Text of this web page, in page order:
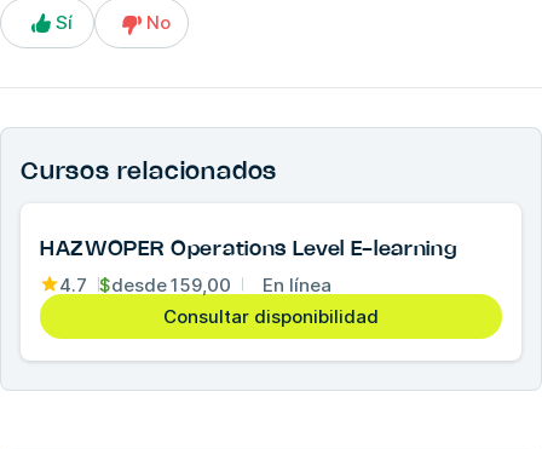
Sí No
Cursos relacionados
HAZWOPER Operations Level E-learning
4.7 $desde159,00
En línea
Consultar disponibilidad